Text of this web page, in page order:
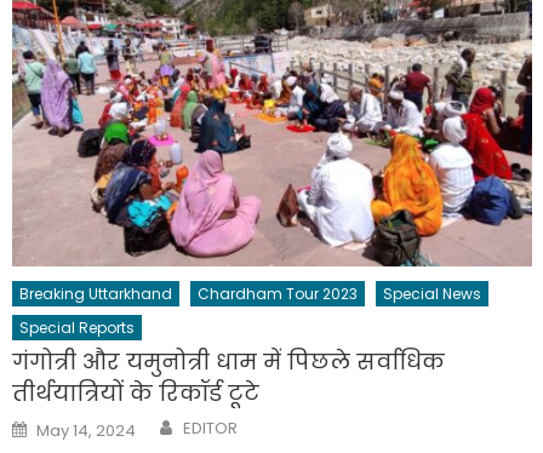
Breaking Uttarkhand Chardham Tour 2023
Special News
Special Reports
गंगोत्री और यमुनोत्री धाम में पिछले सर्वाधिक
तीर्थयात्रियों के रिकॉर्ड टूटे
Posted
on
May 14, 2024 Author
EDITOR